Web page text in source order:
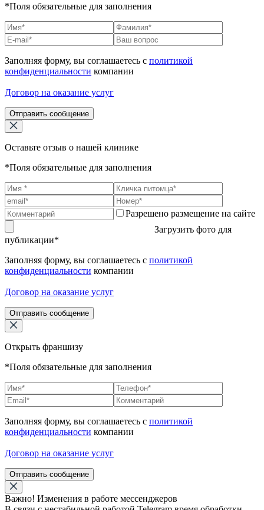
*Поля обязательные для заполнения
Заполняя форму, вы соглашаетесь с политикой
конфиденциальности компании
Договор на оказание услуг
Отправить сообщение
Оставьте отзыв о нашей клинике
*Поля обязательные для заполнения
Разрешено размещение на сайте
Загрузить фото для
публикации*
Заполняя форму, вы соглашаетесь с политикой
конфиденциальности компании
Договор на оказание услуг
Отправить сообщение
Открыть франшизу
*Поля обязательные для заполнения
Заполняя форму, вы соглашаетесь с политикой
конфиденциальности компании
Договор на оказание услуг
Отправить сообщение
Важно! Изменения в работе мессенджеров